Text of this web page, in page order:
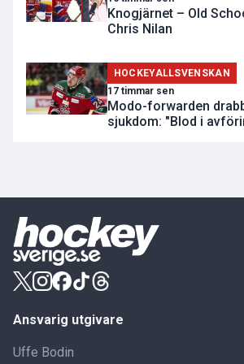
Knogjärnet – Old
Chris Nilan
HOCKEYALLSVENSKAN
17 timmar sen
Modo-forwarden
sjukdom: "Blod i
Ansvarig utgivare
Uffe Bodin